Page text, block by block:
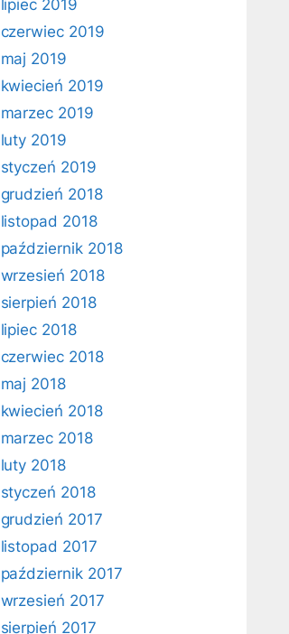
lipiec 2019
czerwiec 2019
maj 2019
kwiecień 2019
marzec 2019
luty 2019
styczeń 2019
grudzień 2018
listopad 2018
październik 2018
wrzesień 2018
sierpień 2018
lipiec 2018
czerwiec 2018
maj 2018
kwiecień 2018
marzec 2018
luty 2018
styczeń 2018
grudzień 2017
listopad 2017
październik 2017
wrzesień 2017
sierpień 2017